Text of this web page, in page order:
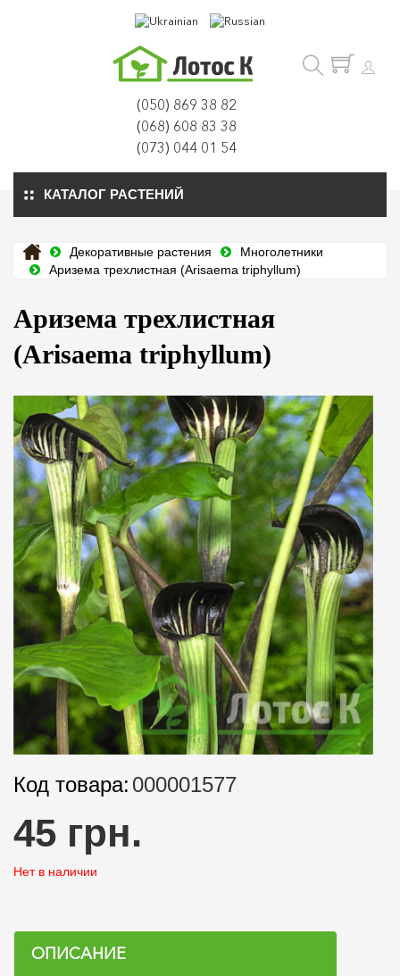
(050) 869 38 82
(068) 608 83 38
(073) 044 01 54
КАТАЛОГ РАСТЕНИЙ
Декоративные растения
Многолетники
Аризема трехлистная (Arisaema triphyllum)
Аризема трехлистная
(Arisaema triphyllum)
Код товара: 000001577
45 грн.
Нет в наличии
ОПИСАНИЕ